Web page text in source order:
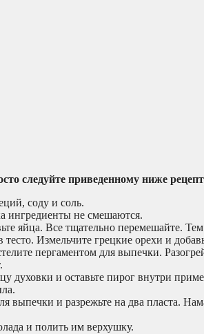
следуйте приведенному ниже
соду и соль.
ингредиенты не смешаются.
яйца. Все тщательно перемешайте.
Измельчите грецкие орехи и
пергаментом для выпечки.
духовки и оставьте пирог внутри
выпечки и разрежьте на два пласта.
и полить им верхушку.